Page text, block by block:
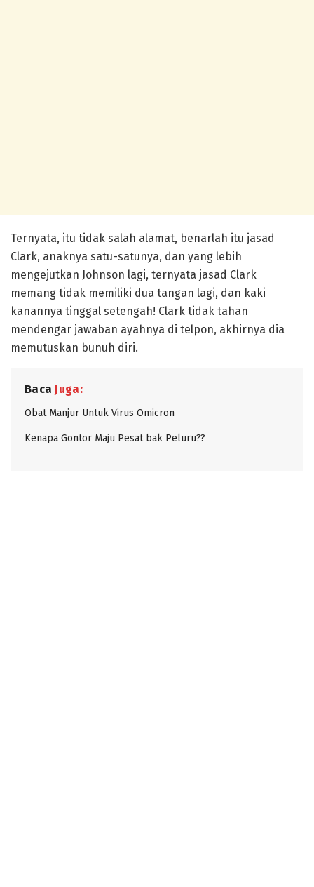
Ternyata, itu tidak salah alamat, benarlah itu jasad
Clark, anaknya satu-satunya, dan yang lebih
mengejutkan Johnson lagi, ternyata jasad Clark
memang tidak memiliki dua tangan lagi, dan kaki
kanannya tinggal setengah! Clark tidak tahan
mendengar jawaban ayahnya di telpon, akhirnya dia
memutuskan bunuh diri.
Baca Juga:
Obat Manjur Untuk Virus Omicron
Kenapa Gontor Maju Pesat bak Peluru??